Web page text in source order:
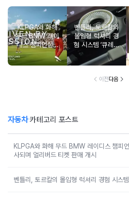
KLPGA와 화해
무드 BMW 레이
디스 챔피언십…
국내 유일 ‘드림
매치’ 성사되며 얼
벤틀리, 토르칼의
몰입형 럭셔리 경
험 시스템 ‘큐레이
션 엔진’ 공개
이전다음
자동차카테고리 포스트
KLPGA와 화해 무드 BMW 레이디스 챔피
사되며 얼리버드 티켓 판매 개시
벤틀리, 토르칼의 몰입형 럭셔리 경험 시스템